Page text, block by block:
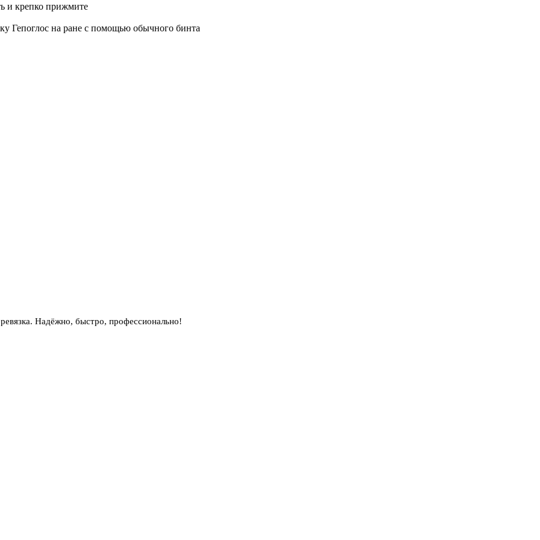
и крепко прижмите
Гепоглос на ране с помощью обычного бинта
Надёжно, быстро, профессионально!